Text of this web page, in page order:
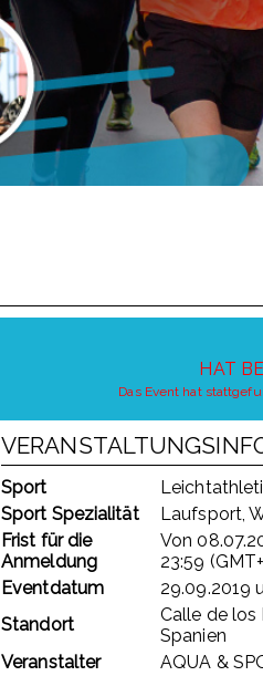
HAT
Das Event hat
Sport
Sport Spezialität
Laufsport,
Frist für die
Anmeldung
Von
23:59
Eventdatum
29.09.2019
Standort
Calle de los
Spanien
Veranstalter
AQUA &